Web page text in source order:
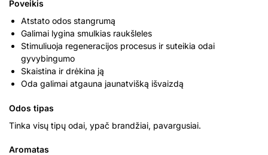
Poveikis
Atstato odos stangrumą
Galimai lygina smulkias raukšleles
Stimuliuoja regeneracijos procesus ir suteikia odai
gyvybingumo
Skaistina ir drėkina ją
Oda galimai atgauna jaunatvišką išvaizdą
Odos tipas
Tinka visų tipų odai, ypač brandžiai, pavargusiai.
Aromatas